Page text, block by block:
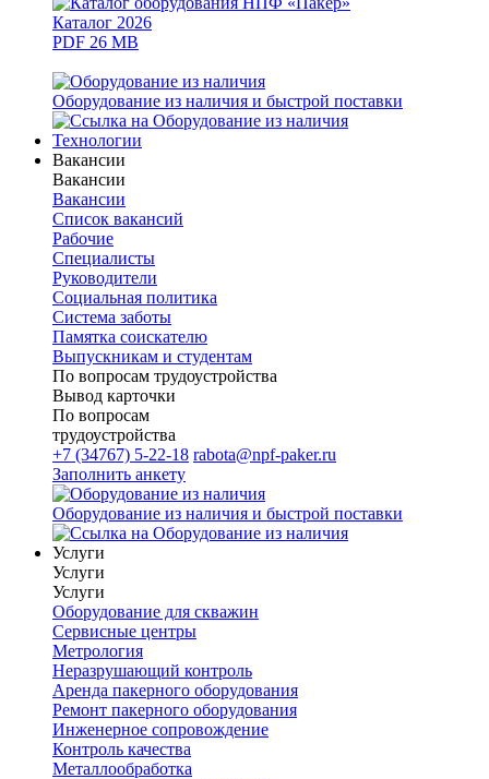
Каталог 2026
PDF 26 MB
Оборудование из наличия и быстрой поставки
Технологии
Вакансии
Вакансии
Вакансии
Список вакансий
Рабочие
Специалисты
Руководители
Cоциальная политика
Система заботы
Памятка соискателю
Выпускникам и студентам
По вопросам трудоустройства
Вывод карточки
По вопросам
трудоустройства
+7 (34767) 5-22-18 rabota@npf-paker.ru
Заполнить анкету
Оборудование из наличия и быстрой поставки
Услуги
Услуги
Услуги
Оборудование для скважин
Сервисные центры
Метрология
Неразрушающий контроль
Аренда пакерного оборудования
Ремонт пакерного оборудования
Инженерное сопровождение
Контроль качества
Металлообработка